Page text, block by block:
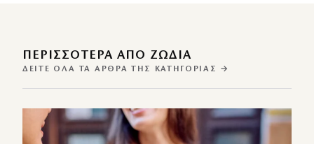
ΠΕΡΙΣΣΌΤΕΡΑ ΑΠΌ ΖΩΔΙΑ
ΔΕΊΤΕ ΌΛΑ ΤΑ ΆΡΘΡΑ ΤΗΣ ΚΑΤΗΓΟΡΊΑΣ →